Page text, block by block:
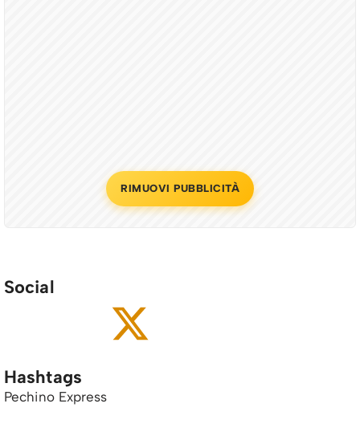
RIMUOVI PUBBLICITÀ
Social
Hashtags
Pechino Express